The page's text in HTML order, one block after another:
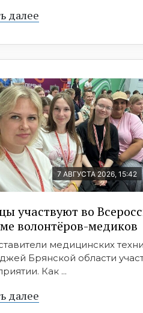
далее
7 АВГУСТА 2026, 15:42
участвуют во
волонтёров-медиков
медицинских
Брянской области
Как ...
далее